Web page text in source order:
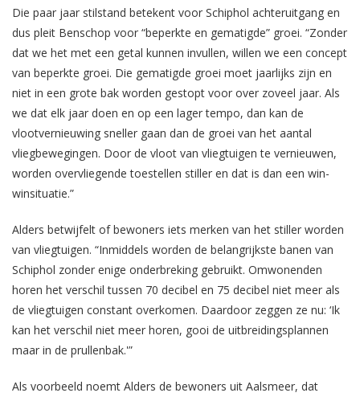
Die paar jaar stilstand betekent voor Schiphol achteruitgang en
dus pleit Benschop voor “beperkte en gematigde” groei. “Zonder
dat we het met een getal kunnen invullen, willen we een concept
van beperkte groei. Die gematigde groei moet jaarlijks zijn en
niet in een grote bak worden gestopt voor over zoveel jaar. Als
we dat elk jaar doen en op een lager tempo, dan kan de
vlootvernieuwing sneller gaan dan de groei van het aantal
vliegbewegingen. Door de vloot van vliegtuigen te vernieuwen,
worden overvliegende toestellen stiller en dat is dan een win-
winsituatie.”
Alders betwijfelt of bewoners iets merken van het stiller worden
van vliegtuigen. “Inmiddels worden de belangrijkste banen van
Schiphol zonder enige onderbreking gebruikt. Omwonenden
horen het verschil tussen 70 decibel en 75 decibel niet meer als
de vliegtuigen constant overkomen. Daardoor zeggen ze nu: ‘Ik
kan het verschil niet meer horen, gooi de uitbreidingsplannen
maar in de prullenbak.'”
Als voorbeeld noemt Alders de bewoners uit Aalsmeer, dat